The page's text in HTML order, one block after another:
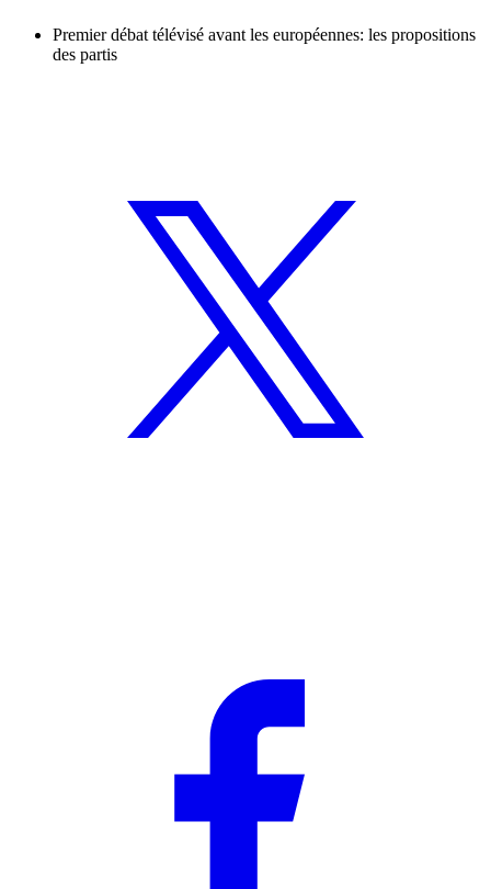
Premier débat télévisé avant les européennes: les propositions
des partis